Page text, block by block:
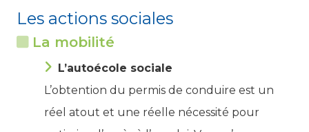
Les actions sociales
La mobilité
L’autoécole sociale
L’obtention du permis de conduire est un
réel atout et une réelle nécessité pour